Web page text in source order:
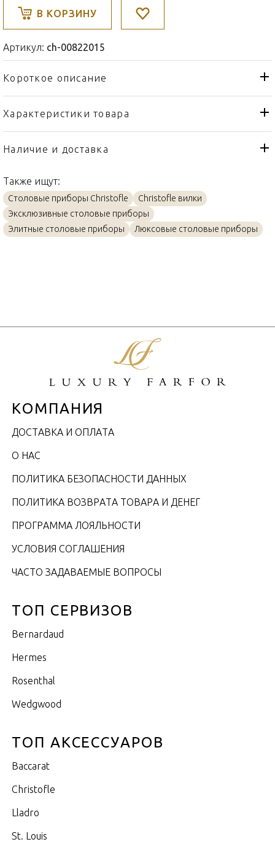
В КОРЗИНУ
Артикул: ch-00822015
Короткое описание
Характеристики товара
Тип товара
Вилка
Бренд
Страна производителя
Материал
Золото, Посеребрение
Объем / Размер
17см
Наличие и доставка
Также ищут:
Столовые приборы Christofle
Christofle вилки
Эксклюзивные столовые приборы
Элитные столовые приборы
Люксовые столовые приборы
КОМПАНИЯ
ДОСТАВКА И ОПЛАТА
О НАС
ПОЛИТИКА БЕЗОПАСНОСТИ ДАННЫХ
ПОЛИТИКА ВОЗВРАТА ТОВАРА И ДЕНЕГ
ПРОГРАММА ЛОЯЛЬНОСТИ
УСЛОВИЯ СОГЛАШЕНИЯ
ЧАСТО ЗАДАВАЕМЫЕ ВОПРОСЫ
ТОП СЕРВИЗОВ
Bernardaud
Hermes
Rosenthal
Wedgwood
ТОП АКСЕССУАРОВ
Baccarat
Christofle
Lladro
St. Louis